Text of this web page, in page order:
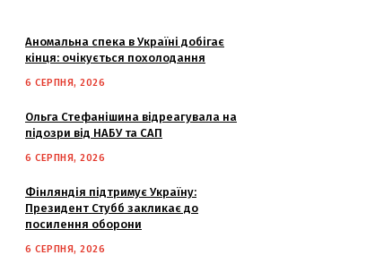
Аномальна спека в Україні добігає
кінця: очікується похолодання
6 СЕРПНЯ, 2026
Ольга Стефанішина відреагувала на
підозри від НАБУ та САП
6 СЕРПНЯ, 2026
Фінляндія підтримує Україну:
Президент Стубб закликає до
посилення оборони
6 СЕРПНЯ, 2026